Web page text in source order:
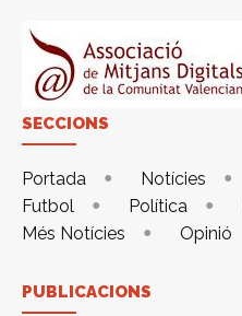
SECCIONS
Portada Notícies
Futbol
Política
Més Notícies
Opinió
PUBLICACIONS